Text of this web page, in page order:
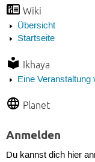
Wiki
Übersicht
Startseite
Ikhaya
Eine Veranstaltung
Planet
Anmelden
Du kannst dich hier